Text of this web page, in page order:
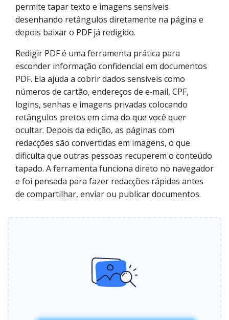
permite tapar texto e imagens sensíveis
desenhando retângulos diretamente na página e
depois baixar o PDF já redigido.
Redigir PDF é uma ferramenta prática para
esconder informação confidencial em documentos
PDF. Ela ajuda a cobrir dados sensíveis como
números de cartão, endereços de e‑mail, CPF,
logins, senhas e imagens privadas colocando
retângulos pretos em cima do que você quer
ocultar. Depois da edição, as páginas com
redacções são convertidas em imagens, o que
dificulta que outras pessoas recuperem o conteúdo
tapado. A ferramenta funciona direto no navegador
e foi pensada para fazer redacções rápidas antes
de compartilhar, enviar ou publicar documentos.